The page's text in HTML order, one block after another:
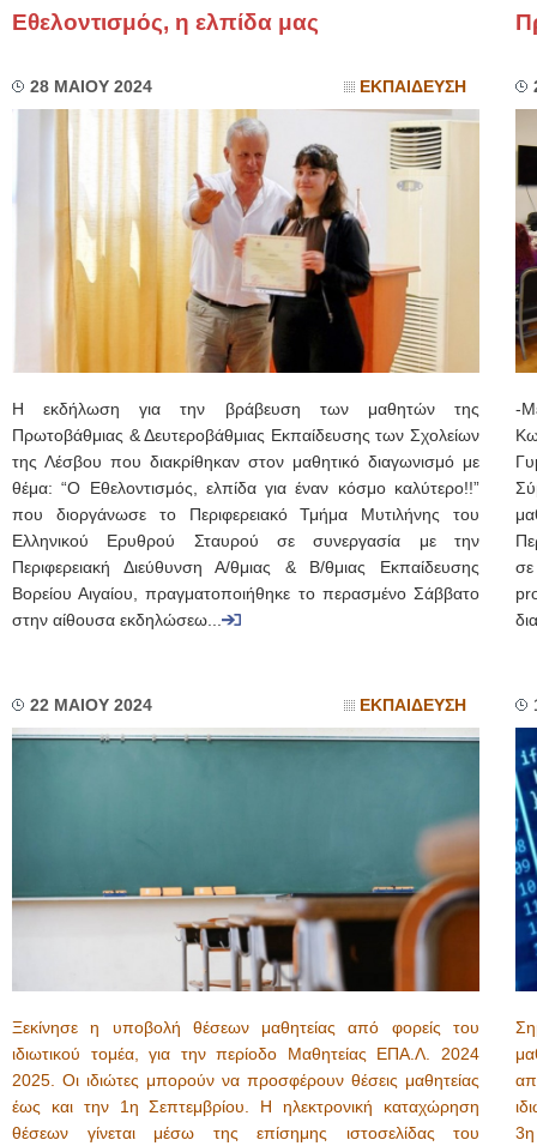
Εθελοντισμός, η ελπίδα μας
28 ΜΑΙΟΥ 2024 ΕΚΠΑΙΔΕΥΣΗ
Η εκδήλωση για την βράβευση των μαθητών της
Πρωτοβάθμιας & Δευτεροβάθμιας Εκπαίδευσης των Σχολείων
της Λέσβου που διακρίθηκαν στον μαθητικό διαγωνισμό με
θέμα: “Ο Εθελοντισμός, ελπίδα για έναν κόσμο καλύτερο!!”
που διοργάνωσε το Περιφερειακό Τμήμα Μυτιλήνης του
Ελληνικού Ερυθρού Σταυρού σε συνεργασία με την
Περιφερειακή Διεύθυνση Α/θμιας & Β/θμιας Εκπαίδευσης
Βορείου Αιγαίου, πραγματοποιήθηκε το περασμένο Σάββατο
στην αίθουσα εκδηλώσεω...
-
σε
22 ΜΑΙΟΥ 2024 ΕΚΠΑΙΔΕΥΣΗ
Ξεκίνησε η υποβολή θέσεων μαθητείας από φορείς του
ιδιωτικού τομέα, για την περίοδο Μαθητείας ΕΠΑ.Λ. 2024
2025. Οι ιδιώτες μπορούν να προσφέρουν θέσεις μαθητείας
έως και την 1η Σεπτεμβρίου. Η ηλεκτρονική καταχώρηση
θέσεων γίνεται μέσω της επίσημης ιστοσελίδας του